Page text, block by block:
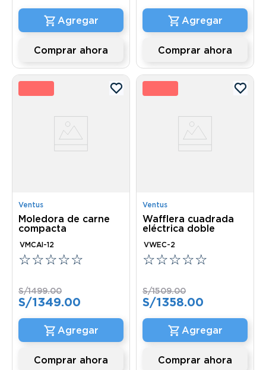
Comprar ahora Comprar ahora
%
Ventus
Moledora de carne
compacta
VMCAI-12
☆☆☆☆☆
S/1499.00
S/1349.00
Comprar ahora
10
Ventus
Wafflera cuadrada
eléctrica doble
VWEC-2
☆☆☆☆☆
S/1509.00
S/1358.00
Comprar ahora